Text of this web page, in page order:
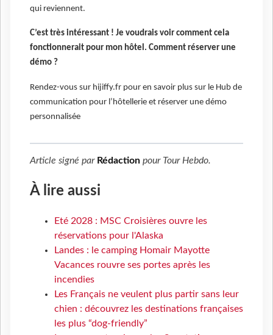
qui reviennent.
C’est très intéressant ! Je voudrais voir comment cela
fonctionnerait pour mon hôtel. Comment réserver une
démo ?
Rendez-vous sur hijiffy.fr pour en savoir plus sur le Hub de
communication pour l’hôtellerie et réserver une démo
personnalisée
Article signé par Rédaction pour Tour Hebdo.
À lire aussi
Eté 2028 : MSC Croisières ouvre les
réservations pour l'Alaska
Landes : le camping Homair Mayotte
Vacances rouvre ses portes après les
incendies
Les Français ne veulent plus partir sans leur
chien : découvrez les destinations françaises
les plus “dog-friendly”